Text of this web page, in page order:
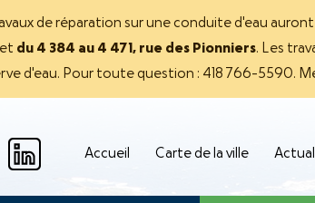
de réparation sur une conduite d'eau auront
et du 4 384 au 4 471, rue des Pionniers. Les
d'eau. Pour toute question : 418 766-5590.
Accueil Carte de la ville